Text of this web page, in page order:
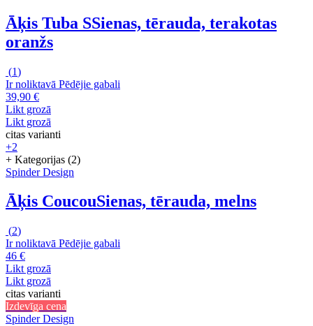
Āķis Tuba SSienas, tērauda, terakotas
oranžs
(1)
Ir noliktavā Pēdējie gabali
39,90 €
Likt grozā
Likt grozā
citas varianti
+2
+ Kategorijas (2)
Spinder Design
Āķis CoucouSienas, tērauda, melns
(2)
Ir noliktavā Pēdējie gabali
46 €
Likt grozā
Likt grozā
citas varianti
Izdevīga cena
Spinder Design